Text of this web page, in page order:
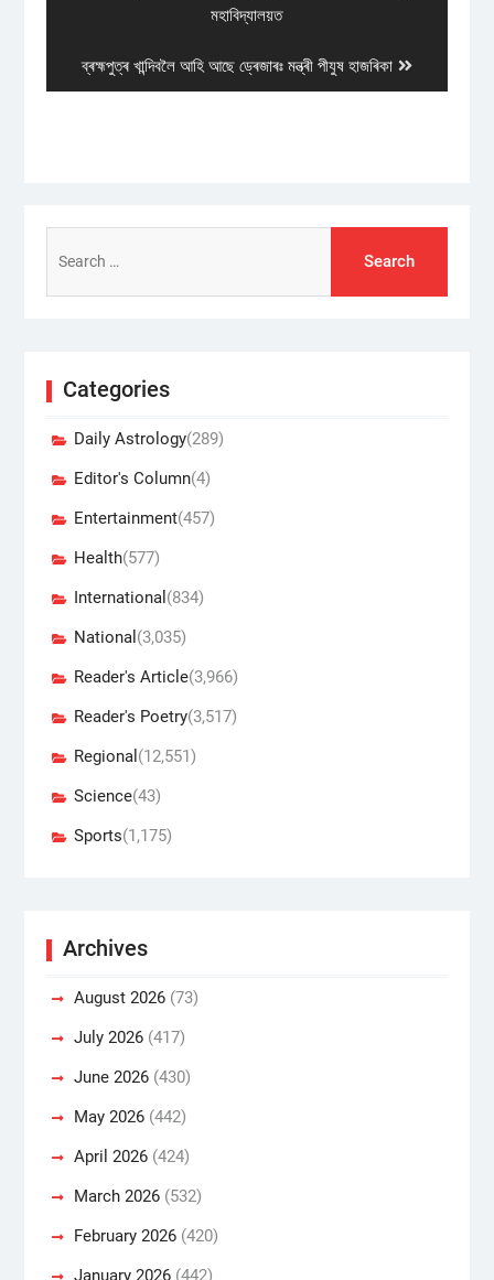
মহাবিদ্যালয়ত
Next
post:
ব্ৰহ্মপুত্ৰ খান্দিবলৈ আহি আছে ড্ৰেজাৰঃ মন্ত্ৰী পীযুষ হাজৰিকা
for:
Categories
Daily Astrology(289)
Editor's Column(4)
Entertainment(457)
Health(577)
International (834)
National (3,035)
Reader's Article(3,966)
Reader's Poetry(3,517)
Regional (12,551)
Science(43)
Sports(1,175)
Archives
August 2026(73)
July 2026(417)
June 2026(430)
May 2026(442)
April 2026(424)
March 2026(532)
February 2026(420)
January 2026(442)